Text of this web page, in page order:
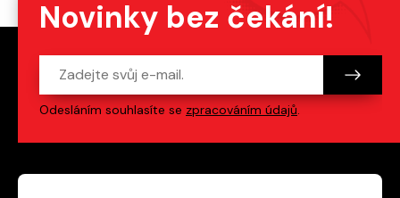
Novinky bez čekání!
Odesláním souhlasíte se zpracováním údajů.
Patička webu